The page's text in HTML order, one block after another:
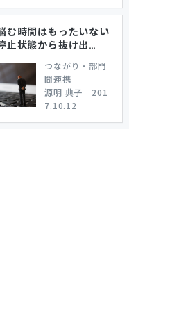
む時間はもったいない
止状態から抜け出…
つながり・部門
間連携
源明 典子 ｜ 201
7.10.12